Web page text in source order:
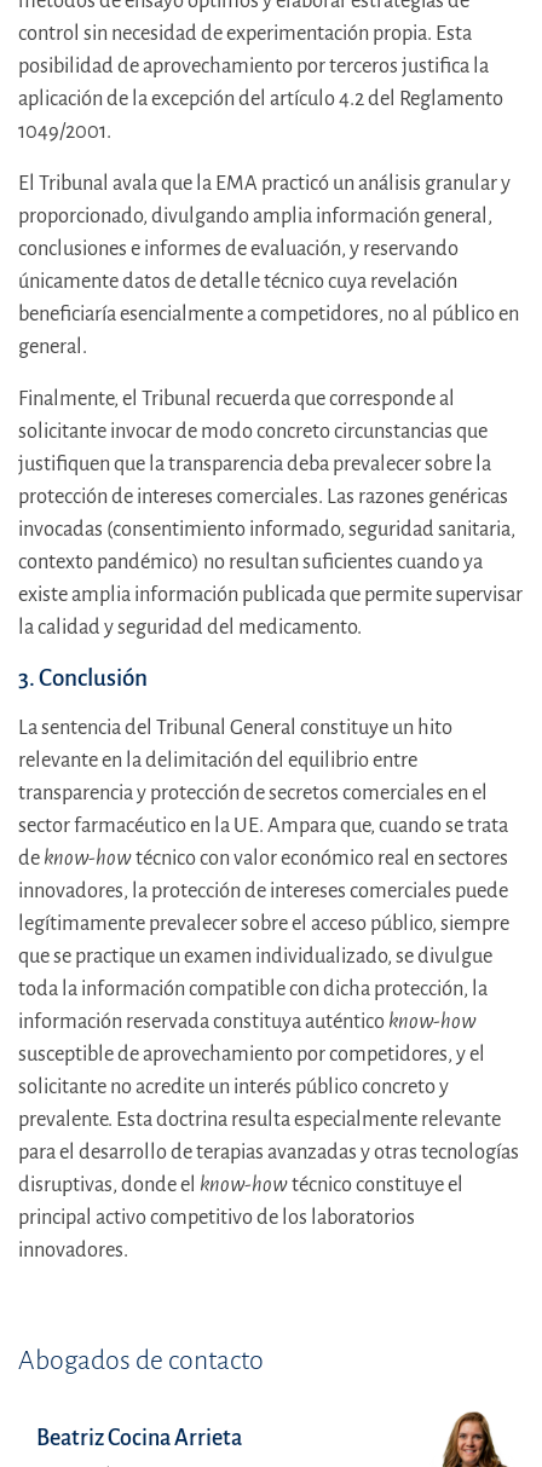
control sin necesidad de experimentación propia. Esta
posibilidad de aprovechamiento por terceros justifica la
aplicación de la excepción del artículo 4.2 del Reglamento
1049/2001.
El Tribunal avala que la EMA practicó un análisis granular y
proporcionado, divulgando amplia información general,
conclusiones e informes de evaluación, y reservando
únicamente datos de detalle técnico cuya revelación
beneficiaría esencialmente a competidores, no al público en
general.
Finalmente, el Tribunal recuerda que corresponde al
solicitante invocar de modo concreto circunstancias que
justifiquen que la transparencia deba prevalecer sobre la
protección de intereses comerciales. Las razones genéricas
invocadas (consentimiento informado, seguridad sanitaria,
contexto pandémico) no resultan suficientes cuando ya
existe amplia información publicada que permite supervisar
la calidad y seguridad del medicamento.
3. Conclusión
La sentencia del Tribunal General constituye un hito
relevante en la delimitación del equilibrio entre
transparencia y protección de secretos comerciales en el
sector farmacéutico en la UE. Ampara que, cuando se trata
de know-howtécnico con valor económico real en sectores
innovadores, la protección de intereses comerciales puede
legítimamente prevalecer sobre el acceso público, siempre
que se practique un examen individualizado, se divulgue
toda la información compatible con dicha protección, la
información reservada constituya auténtico know-how
susceptible de aprovechamiento por competidores, y el
solicitante no acredite un interés público concreto y
prevalente. Esta doctrina resulta especialmente relevante
para el desarrollo de terapias avanzadas y otras tecnologías
disruptivas, donde el know-howtécnico constituye el
principal activo competitivo de los laboratorios
innovadores.
Abogados de contacto
Beatriz Cocina Arrieta